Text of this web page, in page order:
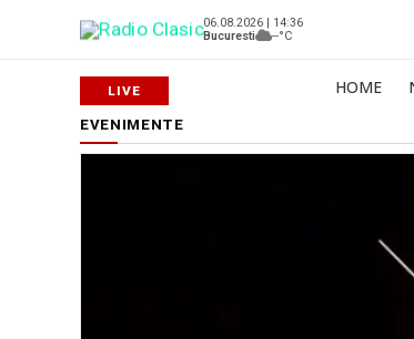
06.08.2026 | 14:36
Bucuresti
--°C
HOME
EVENIMENTE